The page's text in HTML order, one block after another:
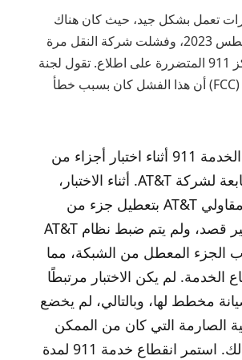
تعمل بشكل جيد، حيث كان هناك
انقطاع آخر في أغسطس 2023، وفشلت شركة النقل مرة
أخرى في إبقاء مراكز 911 المتضررة على اطلاع. تقول لجنة
الاتصالات الفيدرالية (FCC) أن هذا الفشل كان بسبب خطأ
حدث انقطاع الخدمة 911 أثناء اختبار أجزاء من
شبكة 911 التابعة لشركة AT&T. أثناء الاختبار،
قام فني أحد مقاولي AT&T بتعطيل جزء من
الشبكة عن غير قصد، ولم يتم ضبط نظام AT&T
الجزء المعطل من الشبكة، مما
الخدمة. لم يكن الاختبار مرتبطًا
مخطط لها، وبالتالي، لم يخضع
الصارمة التي كان من الممكن
إجراؤها لولا ذلك. استمر انقطاع خدمة 911 لمدة